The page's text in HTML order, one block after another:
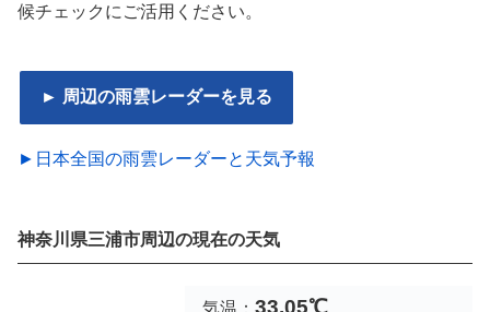
候チェックにご活用ください。
► 周辺の雨雲レーダーを見る
►日本全国の雨雲レーダーと天気予報
神奈川県三浦市周辺の現在の天気
気温： 33.05℃